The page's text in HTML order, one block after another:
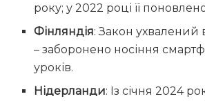
року; у 2022 році її
Фінляндія: Закон ухвалений
– заборонено носіння
уроків.
Нідерланди: Із січня 2024